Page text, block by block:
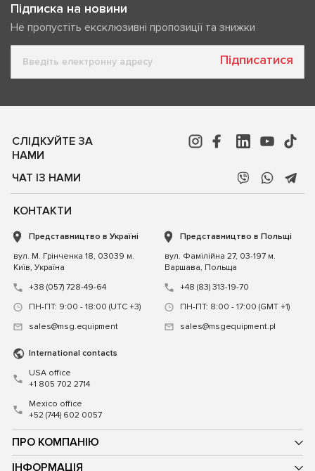
Підписка на новини
Не пропустіть ексклюзивні пропозиції та знижки
Підписатися
СЛІДКУЙТЕ ЗА
НАМИ
ЧАТ ІЗ НАМИ
ПРО КОМПАНІЮ
ІНФОРМАЦІЯ
КОНТАКТИ
Представництво в Україні
вул. М. Грінченка 18, 03039 м.
Київ, Україна
+38 (057) 728-49-64
ПН-ПТ: 9:00 - 18:00 (UTC +3)
sales@msg.equipment
Представництво в Польщі
вул. Фамілійна 27, 03-197 м.
Варшава, Польща
+48 (83) 313-19-70
ПН-ПТ: 8:00 - 17:00 (GMT +1)
sales@msgequipment.pl
International contacts
USA office
+1 805 702 2714
Mexico office
+52 (744) 602 0057